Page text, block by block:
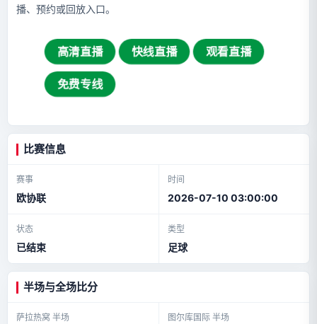
播、预约或回放入口。
高清直播 快线直播 观看直播
免费专线
比赛信息
赛事
欧协联
时间
2026-07-10 03:00:00
状态
已结束
类型
足球
半场与全场比分
萨拉热窝 半场 图尔库国际 半场